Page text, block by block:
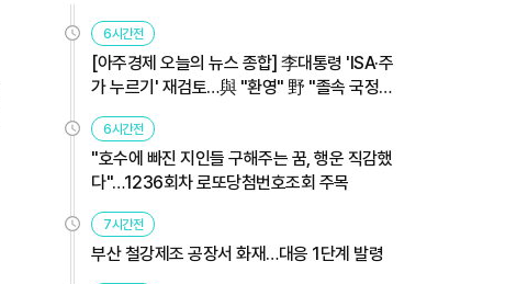
6시간전
[아주경제 오늘의 뉴스 종합] 李대통령 'ISA·주
가 누르기' 재검토…與 "환영" 野 "졸속 국정"
外
6시간전
"호수에 빠진 지인들 구해주는 꿈, 행운 직감했
다"…1236회차 로또당첨번호조회 주목
7시간전
부산 철강제조 공장서 화재…대응 1단계 발령